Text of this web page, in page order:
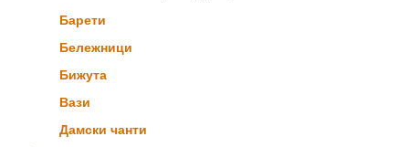
Барети
Бележници
Бижута
Вази
Дамски чанти